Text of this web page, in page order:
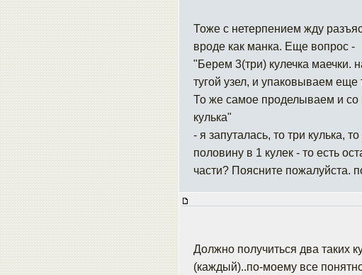
Тоже с нетерпением жду
вроде как манка. Еще вопрос -
"Берем 3(три) кулечка маечки.
тугой узел, и упаковываем
То же самое проделываем и со
кулька"
- я запуталась, то три кулька,
половину в 1 кулек - то есть
части? Поясните пожалуйста.
Должно получиться два таких
(каждый)..по-моему все